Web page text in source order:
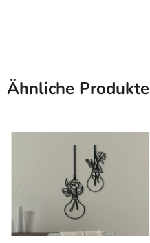
Ähnliche Produkte